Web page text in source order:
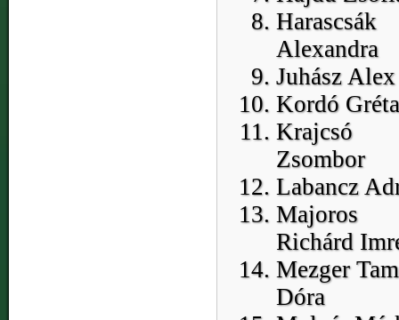
Harascsák
Alexandra
Juhász Alex
Kordó Gréta
Krajcsó
Zsombor
Labancz
Majoros
Richárd
Mezger
Dóra